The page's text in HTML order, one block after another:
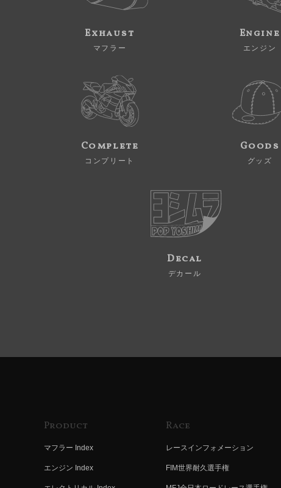
Exhaust
マフラー
Engine
エンジン
Complete
コンプリート
Goods
グッズ
Decal
デカール
Product
マフラー Index
エンジン Index
Race
レースインフォメーション
FIM世界耐久選手権